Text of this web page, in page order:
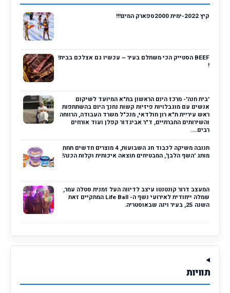
קיץ 2022-ימית 2000ספארק המים!!!
BEEF הסטייק הכי משתלם בעיר – עכשיו גם אצלכם בבית!
!
'בית חנה'- מרכז היום הראשון בת"א המיועד לשיקום
אנשים עם מוגבלויות פיזיות קשות נחנך היום בהשתתפות
ראש עיריית ת"א רון חולדאי, מנכ"ל משרד העבודה, הרווחה
והשירותים החברתיים, ד"ר אביגדור קפלן ועוד אורחים
רבים....
תנובה משיקה לכבוד חג השבועות, 4 מוצרים חדשים תחת
מותג 'השף הלבן', המבטיחים תוצאה איכותית וקלות הכנה!
המעצב דרור קונטנטו עיצב לדיווה העל זמנית סטלה עמר,
שמלה ייחודית לאירועי נשף ה- Life Ball המתקיים זאת
השנה 25, בעיר וינה שבאוסטריה.
תוויות